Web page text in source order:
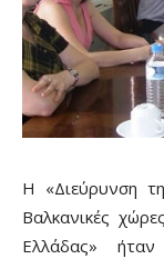
Η «Διεύρυνση
Βαλκανικές
Ελλάδας»